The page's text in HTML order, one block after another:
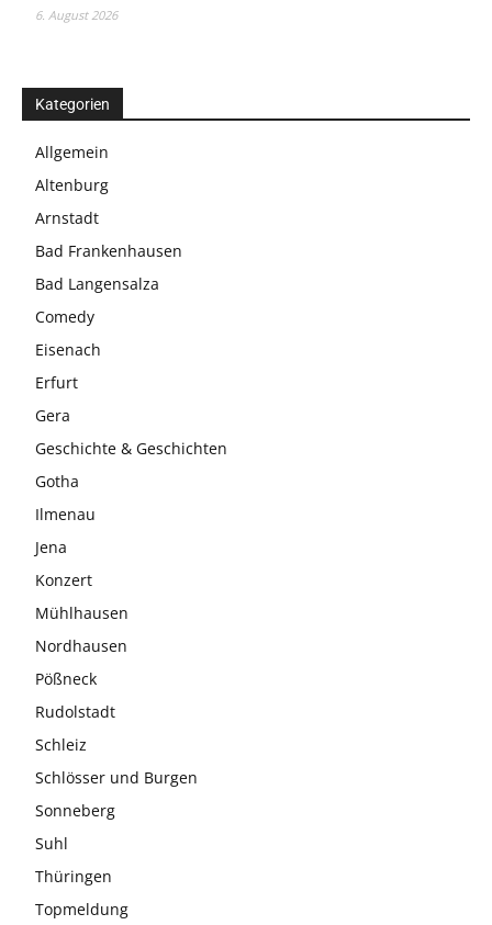
6. August 2026
Kategorien
Allgemein
Altenburg
Arnstadt
Bad Frankenhausen
Bad Langensalza
Comedy
Eisenach
Erfurt
Gera
Geschichte & Geschichten
Gotha
Ilmenau
Jena
Konzert
Mühlhausen
Nordhausen
Pößneck
Rudolstadt
Schleiz
Schlösser und Burgen
Sonneberg
Suhl
Thüringen
Topmeldung